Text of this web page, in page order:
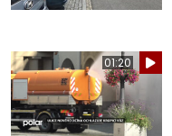
01:20